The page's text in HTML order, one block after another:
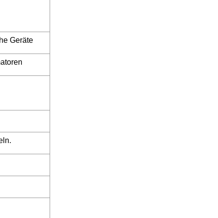
Geräte